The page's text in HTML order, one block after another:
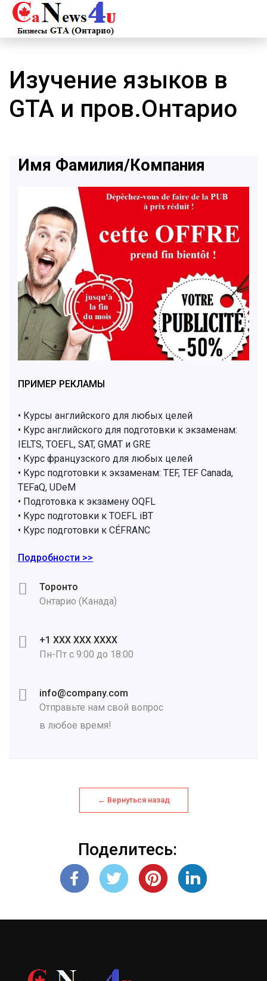
Изучение языков в
GTA и пров.Онтарио
Имя Фамилия/Компания
ПРИМЕР РЕКЛАМЫ
• Курсы английского для любых целей
• Курс английского для подготовки к экзаменам:
IELTS, TOEFL, SAT, GMAT и GRE
• Курс французского для любых целей
• Курс подготовки к экзаменам: TEF, TEF Canada,
TEFaQ, UDeM
• Подготовка к экзамену OQFL
• Курс подготовки к TOEFL iBT
• Курс подготовки к CÉFRANC
Подробности >>
Торонто
Онтарио (Канада)
+1 XXX XXX XXXX
Пн-Пт с 9:00 до 18:00
info@company.com
Отправьте нам свой вопрос
в любое время!
← Вернуться назад
Поделитесь: